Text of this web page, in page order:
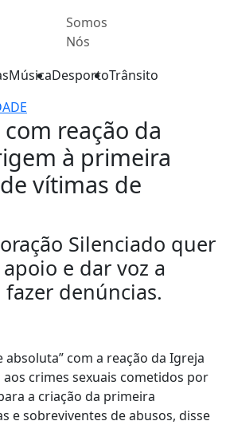
Somos
Nós
MúsicaDesportoTrânsito
reação da
à primeira
vítimas de
Silenciado quer
e dar voz a
denúncias.
absoluta” com a reação da Igreja
crimes sexuais cometidos por
a criação da primeira
e sobreviventes de abusos, disse